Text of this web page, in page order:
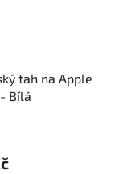
tah na Apple
Bílá